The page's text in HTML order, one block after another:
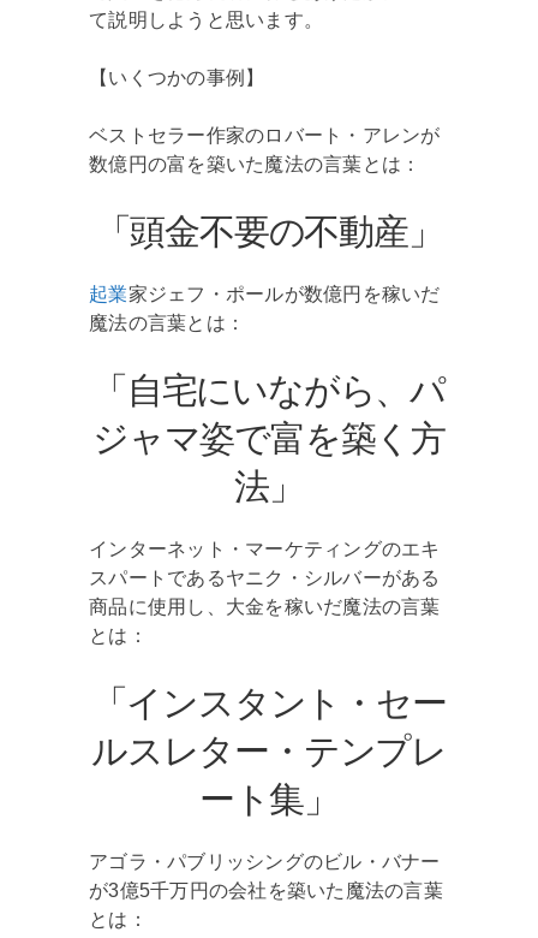
て説明しようと思います。
【いくつかの事例】
ベストセラー作家のロバート・アレンが
数億円の富を築いた魔法の言葉とは：
「頭金不要の不動産」
起業家ジェフ・ポールが数億円を稼いだ
魔法の言葉とは：
「自宅にいながら、パ
ジャマ姿で富を築く方
法」
インターネット・マーケティングのエキ
スパートであるヤニク・シルバーがある
商品に使用し、大金を稼いだ魔法の言葉
とは：
「インスタント・セー
ルスレター・テンプレ
ート集」
アゴラ・パブリッシングのビル・バナー
が3億5千万円の会社を築いた魔法の言葉
とは：